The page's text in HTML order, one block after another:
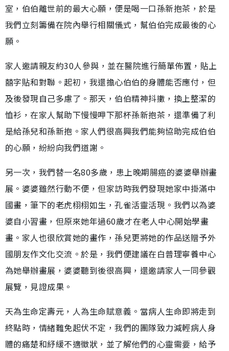
室，伯伯離世前的最大心願，便是喝一口孫新抱茶，於是
我們立刻籌備在院內舉行相關儀式，幫伯伯完成最後的心
願。
家人邀請親友約30人參與，並在醫院進行簡單佈置，貼上
囍字貼和對聯。起初，我還擔心伯伯的身體能否應付，但
及後發現自己多慮了。那天，伯伯精神抖擻，換上整潔的
恤衫，在家人幫助下慢慢呷下那杯孫新抱茶，還準備了利
是給孫兒和孫新抱。家人們很高興我們能夠協助完成伯伯
的心願，紛紛向我們道謝。
另一次，我們替一名80多歲，患上晚期腸癌的婆婆舉辦畫
展。婆婆雖然行動不便，但家訪時我們發現她家中掛滿中
國畫，筆下的老虎栩栩如生，孔雀活靈活現。我們以為婆
婆自小習畫，但原來她年過60歲才在老人中心開始學畫
畫。家人也很欣賞她的畫作，孫兒更將她的作品送贈予外
國朋友作文化交流。於是，我們便建議在白普理寧養中心
為她舉辦畫展，婆婆聽到後很高興，還邀請家人一同參觀
展覽，見證成果。
天為生命定壽元，人為生命賦意義。當病人生命即將走到
終點時，情緒難免起伏不定，我們的團隊致力減輕病人身
體的痛楚和紓緩不適徵狀，並了解他們的心靈需要，給予